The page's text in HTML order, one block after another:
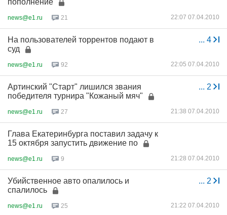
пополнение
news@e1.ru 21 22:07 07.04.2010
... 4
На пользователей торрентов подают в
суд
news@e1.ru 92 22:05 07.04.2010
... 2
Артинский "Старт" лишился звания
победителя турнира "Кожаный мяч"
news@e1.ru 27 21:38 07.04.2010
Глава Екатеринбурга поставил задачу к
15 октября запустить движение по
news@e1.ru 9 21:28 07.04.2010
... 2
Убийственное авто опалилось и
спалилось
news@e1.ru 25 21:22 07.04.2010